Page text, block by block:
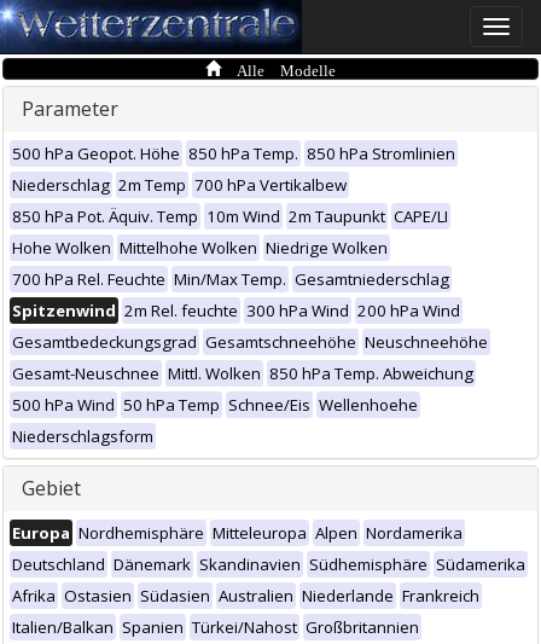
Toggle
Alle Modelle
Parameter
500 hPa Geopot. Höhe 850 hPa Temp. 850 hPa Stromlinien
Niederschlag 2m Temp 700 hPa Vertikalbew
850 hPa Pot. Äquiv. Temp 10m Wind 2m Taupunkt CAPE/LI
Hohe Wolken Mittelhohe Wolken Niedrige Wolken
700 hPa Rel. Feuchte Min/Max Temp. Gesamtniederschlag
Spitzenwind 2m Rel. feuchte 300 hPa Wind 200 hPa Wind
Gesamtbedeckungsgrad Gesamtschneehöhe Neuschneehöhe
Gesamt-Neuschnee Mittl. Wolken 850 hPa Temp. Abweichung
500 hPa Wind 50 hPa Temp Schnee/Eis Wellenhoehe
Niederschlagsform
Gebiet
Europa Nordhemisphäre Mitteleuropa Alpen Nordamerika
Deutschland Dänemark Skandinavien Südhemisphäre Südamerika
Afrika Ostasien Südasien Australien Niederlande Frankreich
Italien/Balkan Spanien Türkei/Nahost Großbritannien